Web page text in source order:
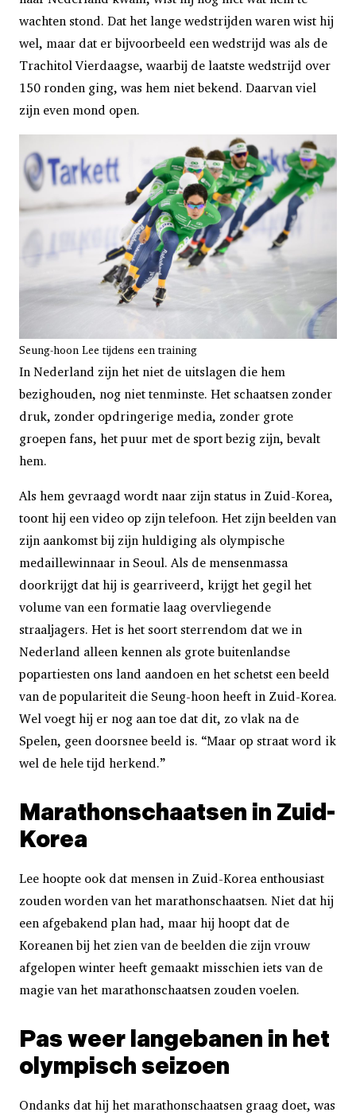
wachten stond. Dat het lange wedstrijden waren wist hij
wel, maar dat er bijvoorbeeld een wedstrijd was als de
Trachitol Vierdaagse, waarbij de laatste wedstrijd over
150 ronden ging, was hem niet bekend. Daarvan viel
zijn even mond open.
Seung-hoon Lee tijdens een training
In Nederland zijn het niet de uitslagen die hem
bezighouden, nog niet tenminste. Het schaatsen zonder
druk, zonder opdringerige media, zonder grote
groepen fans, het puur met de sport bezig zijn, bevalt
hem.
Als hem gevraagd wordt naar zijn status in Zuid-Korea,
toont hij een video op zijn telefoon. Het zijn beelden van
zijn aankomst bij zijn huldiging als olympische
medaillewinnaar in Seoul. Als de mensenmassa
doorkrijgt dat hij is gearriveerd, krijgt het gegil het
volume van een formatie laag overvliegende
straaljagers. Het is het soort sterrendom dat we in
Nederland alleen kennen als grote buitenlandse
popartiesten ons land aandoen en het schetst een beeld
van de populariteit die Seung-hoon heeft in Zuid-Korea.
Wel voegt hij er nog aan toe dat dit, zo vlak na de
Spelen, geen doorsnee beeld is. “Maar op straat word ik
wel de hele tijd herkend.”
Marathonschaatsen in Zuid-
Korea
Lee hoopte ook dat mensen in Zuid-Korea enthousiast
zouden worden van het marathonschaatsen. Niet dat hij
een afgebakend plan had, maar hij hoopt dat de
Koreanen bij het zien van de beelden die zijn vrouw
afgelopen winter heeft gemaakt misschien iets van de
magie van het marathonschaatsen zouden voelen.
Pas weer langebanen in het
olympisch seizoen
Ondanks dat hij het marathonschaatsen graag doet, was